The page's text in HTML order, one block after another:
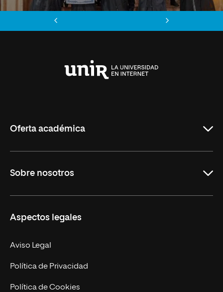
Oferta académica
Másteres Oficiales
Doctorados
Experto Universitario
Postgrados
Cursos Universitarios
Sobre nosotros
Facultades
Nuestro Equipo
Trabaja en UNIR
Actualidad
Aspectos legales
Aviso Legal
Política de Privacidad
Política de Cookies